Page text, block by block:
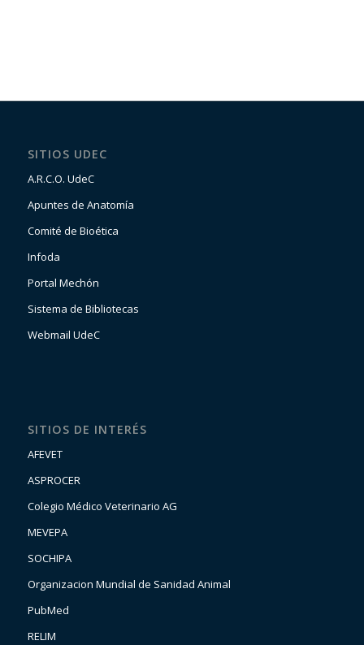
SITIOS UDEC
A.R.C.O. UdeC
Apuntes de Anatomía
Comité de Bioética
Infoda
Portal Mechón
Sistema de Bibliotecas
Webmail UdeC
SITIOS DE INTERÉS
AFEVET
ASPROCER
Colegio Médico Veterinario AG
MEVEPA
SOCHIPA
Organizacion Mundial de Sanidad Animal
PubMed
RELIM